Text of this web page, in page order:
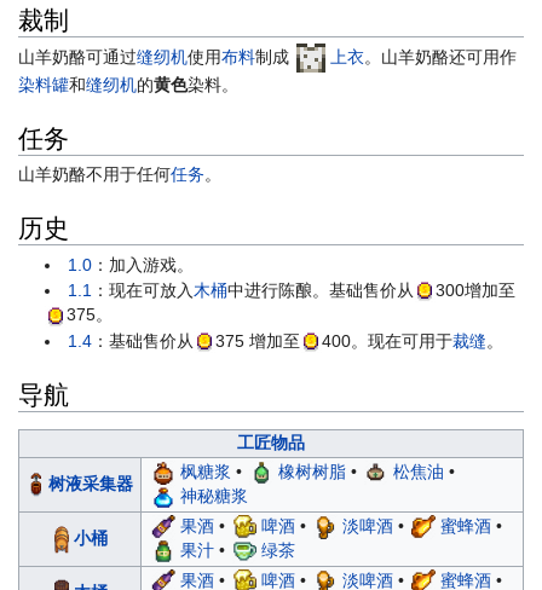
裁制
山羊奶酪可通过缝纫机使用布料制成 上衣。山羊奶酪还可用作
染料罐和缝纫机的黄色染料。
任务
山羊奶酪不用于任何任务。
历史
1.0 ：加入游戏。
1.1 ：现在可放入 木桶中进行陈酿。基础售价从 300增加至
375。
1.4 ：基础售价从 375 增加至 400。现在可用于裁缝。
导航
工匠物品
树液采集器
枫糖浆 • 橡树树脂• 松焦油 •
神秘糖浆
小桶
果酒• 啤酒• 淡啤酒• 蜜蜂酒•
果汁• 绿茶
果酒• 啤酒• 淡啤酒• 蜜蜂酒•